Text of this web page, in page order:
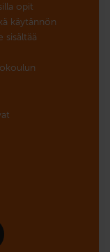
opit
käytännön
sisältää